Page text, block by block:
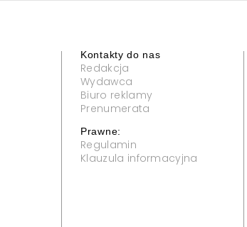
Kontakty do nas
Redakcja
Wydawca
Biuro reklamy
Prenumerata
Prawne:
Regulamin
Klauzula informacyjna